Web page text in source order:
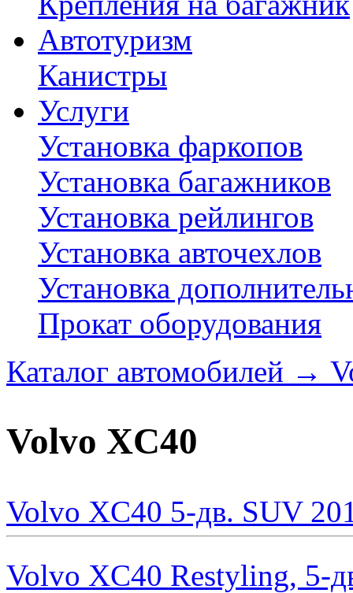
Автотуризм
Канистры
Услуги
Установка фаркопов
Установка багажников
Установка рейлингов
Установка авточехлов
Установка
Прокат оборудования
Каталог автомобилей →
Volvo XC40
Volvo XC40 5-дв. SUV
Volvo XC40 Restyling, 5-